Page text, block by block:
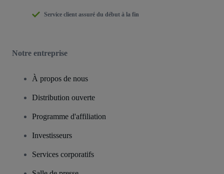
Service client assuré du début à la fin
Notre entreprise
À propos de nous
Distribution ouverte
Programme d'affiliation
Investisseurs
Services corporatifs